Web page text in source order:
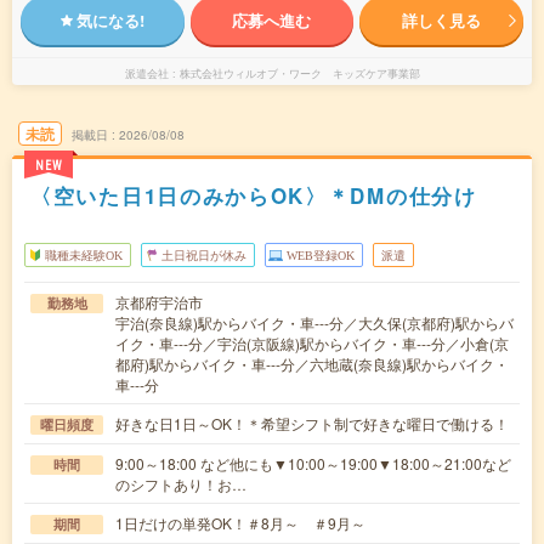
気になる! 応募へ進む 詳しく見る
派遣会社 株式会社ウィルオブ・ワーク キッズケア事業部
未読
NEW
掲載日 2026/08/08
〈空いた日1日のみからOK〉＊DMの仕分け
職種未経験OK 土日祝日が休み WEB登録OK 派遣
勤務地
京都府宇治市
宇治(奈良線)駅からバイク・車---分／大久保(京都府)駅からバ
イク・車---分／宇治(京阪線)駅からバイク・車---分／小倉(京
都府)駅からバイク・車---分／六地蔵(奈良線)駅からバイク・
車---分
曜日頻度 好きな日1日～OK！＊希望シフト制で好きな曜日で働ける！
時間
9:00～18:00 など他にも▼10:00～19:00▼18:00～21:00など
のシフトあり！お…
期間 1日だけの単発OK！＃8月～ ＃9月～